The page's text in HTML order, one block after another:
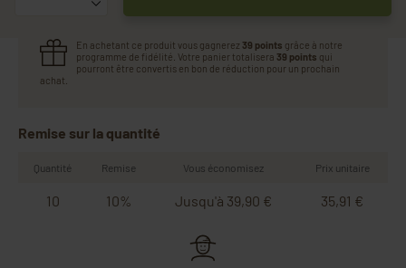
En achetant ce produit vous gagnerez 39 points grâce à notre
programme de fidélité. Votre panier totalisera 39 points qui
pourront être convertis en bon de réduction pour un prochain
achat.
Remise sur la quantité
Quantité Remise Vous économisez Prix unitaire
10 10% Jusqu'à 39,90 € 35,91 €